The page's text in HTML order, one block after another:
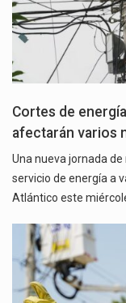
Cortes de
afectarán varios
Una nueva jornada
servicio de energía a
Atlántico este